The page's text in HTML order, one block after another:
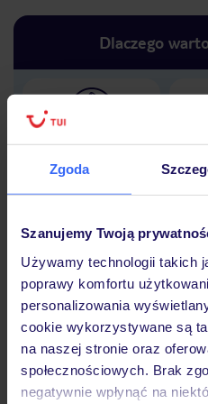
Zgoda
Szanujemy Twoją
Używamy technologii takich
poprawy komfortu
personalizowania
cookie wykorzystywane są
na naszej stronie oraz
społecznościowych. Brak
negatywnie wpłynąć na
Dlaczego
Hotel
Opinie